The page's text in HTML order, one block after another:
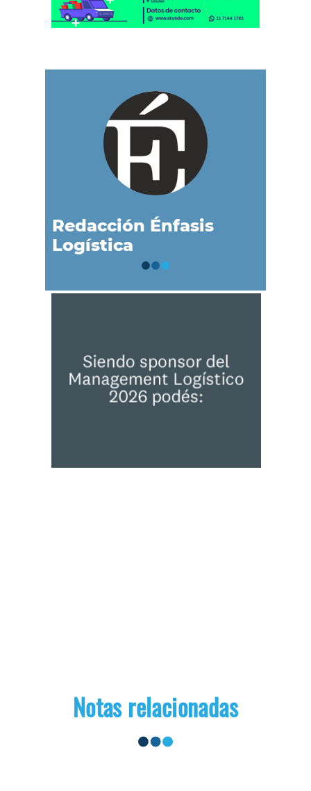
Redacción Énfasis
Logística
Notas relacionadas